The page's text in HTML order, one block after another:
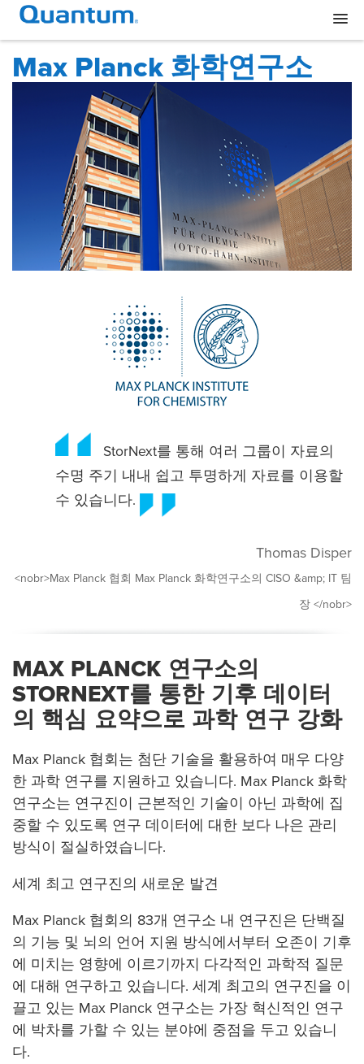
Max Planck 화학연구소
StorNext를 통해 여러 그룹이 자료의
수명 주기 내내 쉽고 투명하게 자료를 이용할
수 있습니다.
Thomas Disper
<nobr>Max Planck 협회 Max Planck 화학연구소의 CISO &amp; IT 팀
장 </nobr>
MAX PLANCK 연구소의
STORNEXT를 통한 기후 데이터
의 핵심 요약으로 과학 연구 강화
Max Planck 협회는 첨단 기술을 활용하여 매우 다양
한 과학 연구를 지원하고 있습니다. Max Planck 화학
연구소는 연구진이 근본적인 기술이 아닌 과학에 집
중할 수 있도록 연구 데이터에 대한 보다 나은 관리
방식이 절실하였습니다.
세계 최고 연구진의 새로운 발견
Max Planck 협회의 83개 연구소 내 연구진은 단백질
의 기능 및 뇌의 언어 지원 방식에서부터 오존이 기후
에 미치는 영향에 이르기까지 다각적인 과학적 질문
에 대해 연구하고 있습니다. 세계 최고의 연구진을 이
끌고 있는 Max Planck 연구소는 가장 혁신적인 연구
에 박차를 가할 수 있는 분야에 중점을 두고 있습니
다.